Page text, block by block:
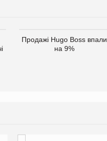
Продажі Hugo Boss впали
на 9%